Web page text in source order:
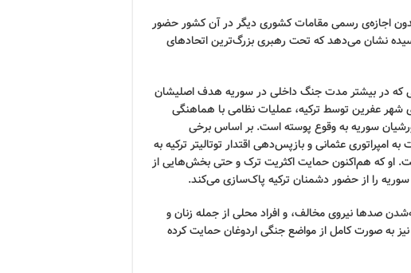
اجازه‌ی رسمی مقامات کشوری دیگر در آن کشور حضور
نشان می‌دهد که تحت رهبری بزرگ‌ترین اتحادهای
که در بیشتر مدت جنگ داخلی در سوریه هدف اصلیشان
شهر عفرین توسط ترکیه، عملیات نظامی با هماهنگی
سوریه به وقوع پوسته است. بر اساس برخی
عثمانی و بازپس‌دهی اقتدار توتالیتر ترکیه به
او که هم‌اکنون حمایت اکثریت ترک و حتی بخش‌هایی از
را از حضور دشمنان ترکیه پاک‌سازی می‌کند.
صدها نیروی مخالف، و افراد محلی از جمله زنان و
به صورت کامل از مواضع جنگی اردوغان حمایت کرده